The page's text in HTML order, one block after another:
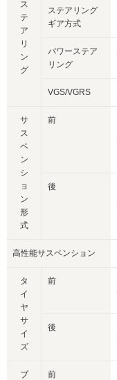
ス
テ
ア
リ
ン
グ
ステアリング
ギア方式
パワーステア
リング
VGS/VGRS
サ
ス
ペ
ン
シ
ョ
ン
形
式
前
後
高性能サスペンション
タ
イ
ヤ
サ
イ
ズ
前
後
ブ
前